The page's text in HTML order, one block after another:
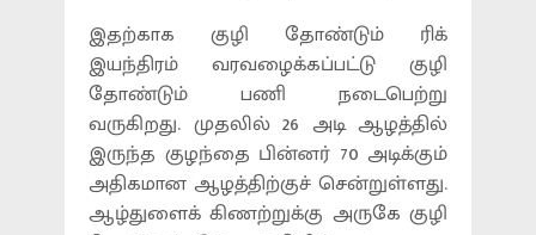
இதற்காக குழி தோண்டும் ரிக்
இயந்திரம் வரவழைக்கப்பட்டு குழி
தோண்டும் பணி நடைபெற்று
வருகிறது. முதலில் 26 அடி ஆழத்தில்
இருந்த குழந்தை பின்னர் 70 அடிக்கும்
அதிகமான ஆழத்திற்குச் சென்றுள்ளது.
ஆழ்துளைக் கிணற்றுக்கு அருகே குழி